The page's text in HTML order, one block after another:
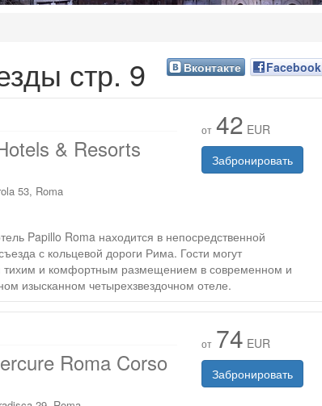
стр. 9 Facebook
Вконтакте
& Resorts
53, Roma
от 42 EUR
Забронировать
Papillo Roma находится в непосредственной
с кольцевой дороги Рима. Гости могут
тихим и комфортным размещением в современном и
изысканном четырехзвездочном отеле.
Roma Corso
от 74 EUR
Забронировать